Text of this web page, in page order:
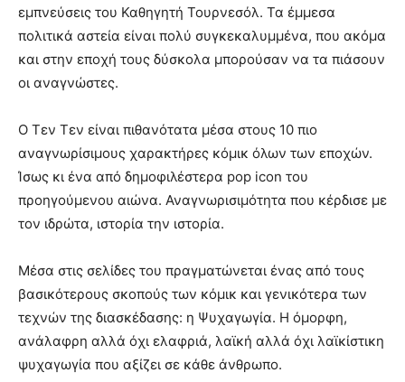
εμπνεύσεις του Καθηγητή Τουρνεσόλ. Τα έμμεσα
πολιτικά αστεία είναι πολύ συγκεκαλυμμένα, που ακόμα
και στην εποχή τους δύσκολα μπορούσαν να τα πιάσουν
οι αναγνώστες.
Ο Τεν Τεν είναι πιθανότατα μέσα στους 10 πιο
αναγνωρίσιμους χαρακτήρες κόμικ όλων των εποχών.
Ίσως κι ένα από δημοφιλέστερα pop icon του
προηγούμενου αιώνα. Αναγνωρισιμότητα που κέρδισε με
τον ιδρώτα, ιστορία την ιστορία.
Μέσα στις σελίδες του πραγματώνεται ένας από τους
βασικότερους σκοπούς των κόμικ και γενικότερα των
τεχνών της διασκέδασης: η Ψυχαγωγία. Η όμορφη,
ανάλαφρη αλλά όχι ελαφριά, λαϊκή αλλά όχι λαϊκίστικη
ψυχαγωγία που αξίζει σε κάθε άνθρωπο.